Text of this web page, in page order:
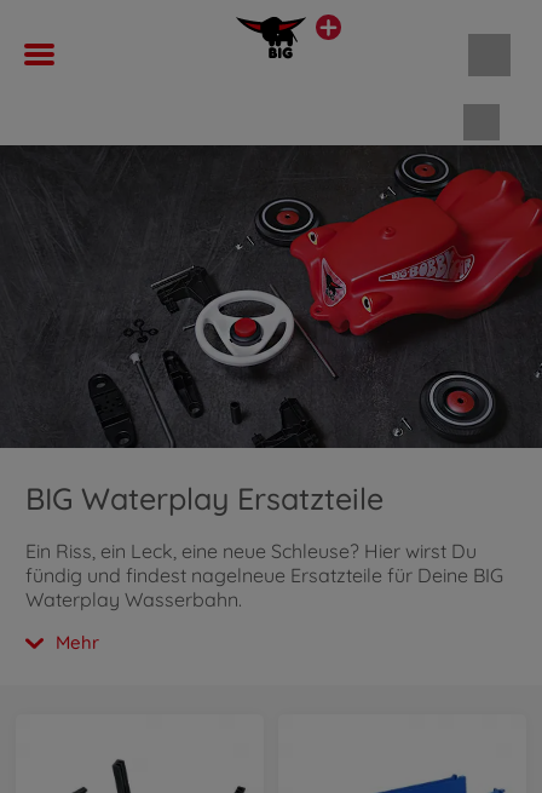
BIG Waterplay Ersatzteile
Ein Riss, ein Leck, eine neue Schleuse? Hier wirst Du
fündig und findest nagelneue Ersatzteile für Deine BIG
Waterplay Wasserbahn.
Mehr